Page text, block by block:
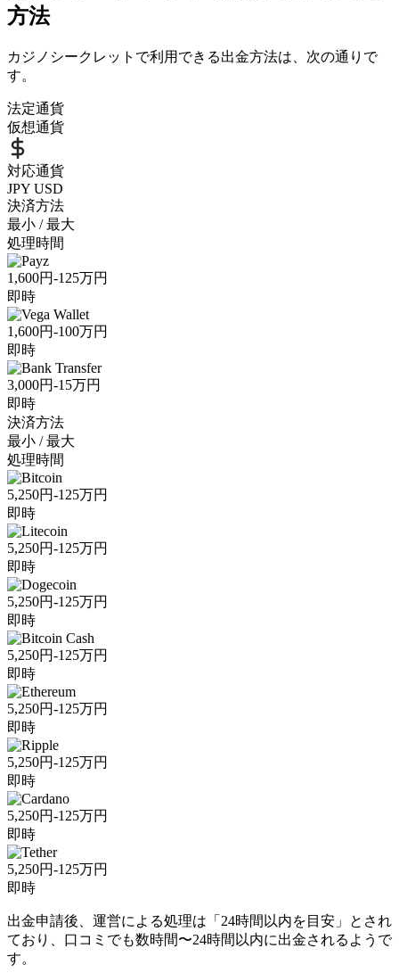
方法
カジノシークレットで利用できる出金方法は、次の通りで
す。
法定通貨
仮想通貨
対応通貨
JPY USD
決済方法
最小 / 最大
処理時間
1,600円-125万円
即時
1,600円-100万円
即時
3,000円-15万円
即時
決済方法
最小 / 最大
処理時間
5,250円-125万円
即時
5,250円-125万円
即時
5,250円-125万円
即時
5,250円-125万円
即時
5,250円-125万円
即時
5,250円-125万円
即時
5,250円-125万円
即時
5,250円-125万円
即時
出金申請後、運営による処理は「24時間以内を目安」とされ
ており、口コミでも数時間〜24時間以内に出金されるようで
す。